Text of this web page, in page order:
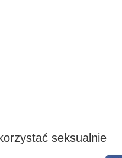
seksualnie